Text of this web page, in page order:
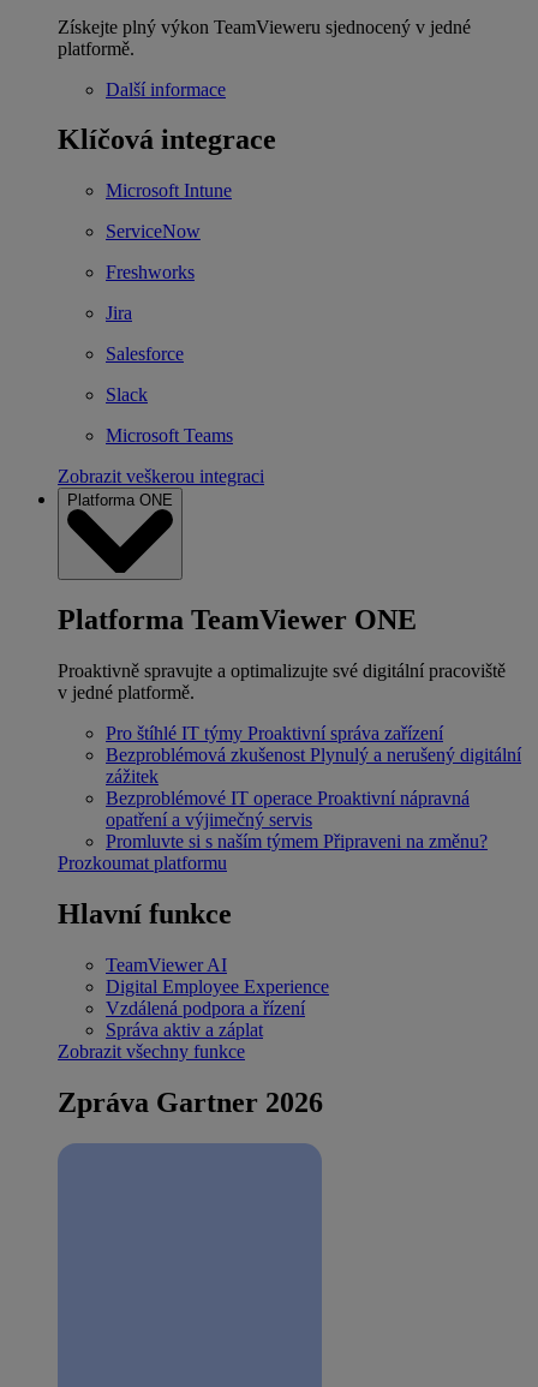
Získejte plný výkon TeamVieweru sjednocený v jedné
platformě.
Další informace
Klíčová integrace
Microsoft Intune
ServiceNow
Freshworks
Jira
Salesforce
Slack
Microsoft Teams
Zobrazit veškerou integraci
Platforma ONE
Platforma TeamViewer ONE
Proaktivně spravujte a optimalizujte své digitální pracoviště
v jedné platformě.
Pro štíhlé IT týmy Proaktivní správa zařízení
Bezproblémová zkušenost Plynulý a nerušený digitální
zážitek
Bezproblémové IT operace Proaktivní nápravná
opatření a výjimečný servis
Promluvte si s naším týmem Připraveni na změnu?
Prozkoumat platformu
Hlavní funkce
TeamViewer AI
Digital Employee Experience
Vzdálená podpora a řízení
Správa aktiv a záplat
Zobrazit všechny funkce
Zpráva Gartner 2026